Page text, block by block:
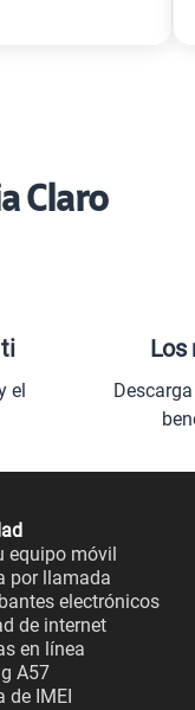
Claro
el
Los
equipo móvil
por llamada
electrónicos
de internet
en línea
A57
de IMEI